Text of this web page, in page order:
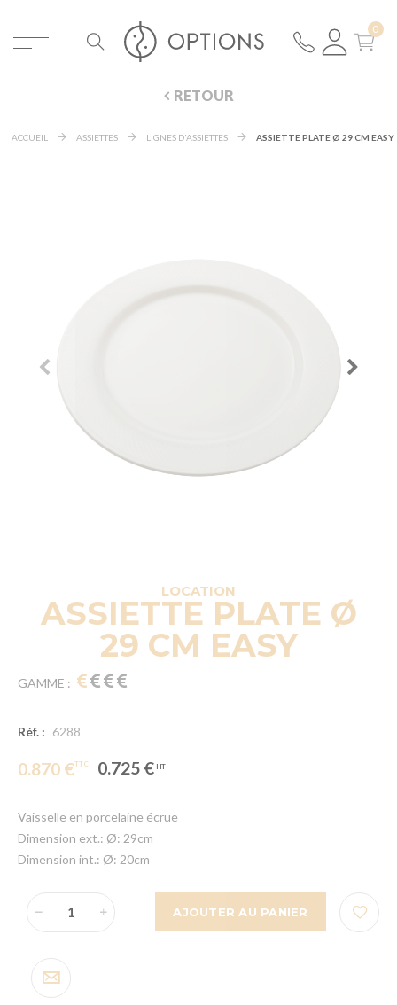
RETOUR
ACCUEIL ASSIETTES LIGNES D'ASSIETTES ASSIETTE PLATE Ø 29 CM EASY
LOCATION
ASSIETTE PLATE Ø
29 CM EASY
GAMME :
Réf. : 6288
0.870 € 0.725 €
Vaisselle en porcelaine écrue
Dimension ext.: Ø: 29cm
Dimension int.: Ø: 20cm
AJOUTER AU PANIER